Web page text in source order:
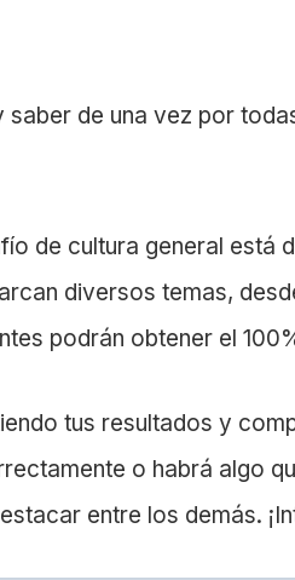
de una vez por
de cultura general está
diversos temas,
podrán obtener el
tus resultados y
o habrá algo
entre los demás.